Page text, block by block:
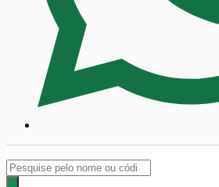
Pesquisar
produtos